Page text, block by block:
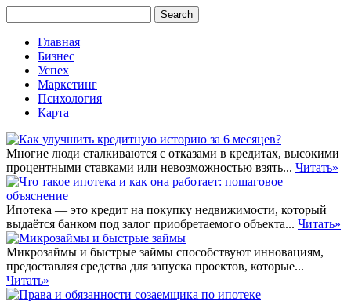
Главная
Бизнес
Успех
Маркетинг
Психология
Карта
Многие люди сталкиваются с отказами в кредитах, высокими
процентными ставками или невозможностью взять... Читать»
Ипотека — это кредит на покупку недвижимости, который
выдаётся банком под залог приобретаемого объекта... Читать»
Микрозаймы и быстрые займы способствуют инновациям,
предоставляя средства для запуска проектов, которые...
Читать»